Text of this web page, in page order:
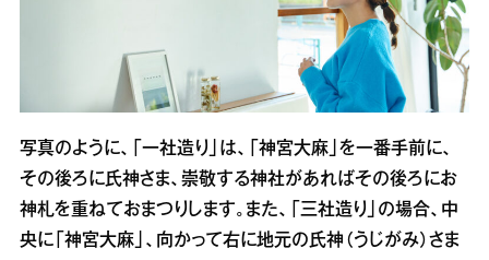
写真のように、「一社造り」は、「神宮大麻」を一番手前に、
その後ろに氏神さま、崇敬する神社があればその後ろにお
神札を重ねておまつりします。また、「三社造り」の場合、中
央に「神宮大麻」、向かって右に地元の氏神（うじがみ）さま